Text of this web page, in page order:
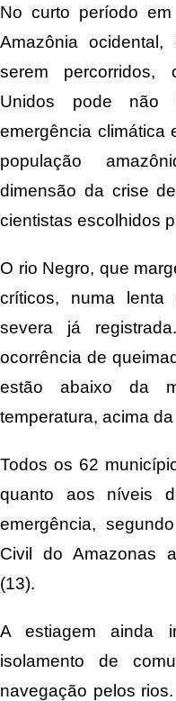
No curto período
Amazônia
serem percorridos,
Unidos pode
emergência climática
população
dimensão da crise
cientistas escolhidos
O rio Negro, que
críticos, numa lenta
severa já
ocorrência de
estão abaixo da
temperatura, acima
Todos os 62
quanto aos níveis
emergência,
Civil do Amazonas
(13).
A estiagem ainda
isolamento de
navegação pelos